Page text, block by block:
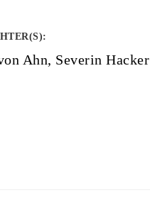
:
Ahn, Severin Hacker